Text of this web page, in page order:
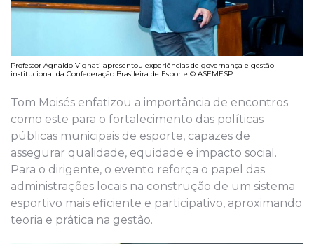
Professor Agnaldo Vignati apresentou experiências de governança e gestão
institucional da Confederação Brasileira de Esporte © ASEMESP
Tom Moisés enfatizou a importância de encontros
como este para o fortalecimento das políticas
públicas municipais de esporte, capazes de
assegurar qualidade, equidade e impacto social.
Para o dirigente, o evento reforça o papel das
administrações locais na construção de um sistema
esportivo mais eficiente e participativo, aproximando
teoria e prática na gestão.